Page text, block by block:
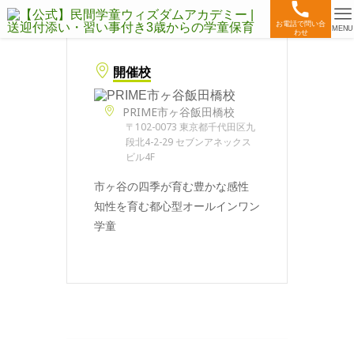
お電話で問い合
わせ
MENU
開催校
PRIME市ヶ谷飯田橋校
〒102-0073 東京都千代田区九
段北4-2-29 セブンアネックス
ビル4F
市ヶ谷の四季が育む豊かな感性
知性を育む都心型オールインワン
学童